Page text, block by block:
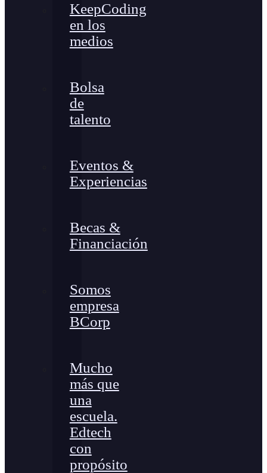
KeepCoding
en los
medios
Bolsa
de
talento
Eventos &
Experiencias
Becas &
Financiación
Somos
empresa
BCorp
Mucho
más que
una
escuela.
Edtech
con
propósito